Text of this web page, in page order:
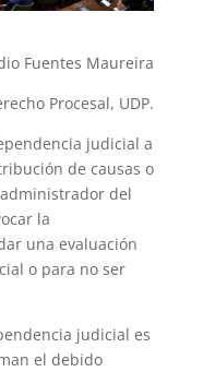
Fuentes Maureira
Procesal, UDP.
judicial a
de causas o
del
la
una evaluación
o para no ser
judicial es
el debido